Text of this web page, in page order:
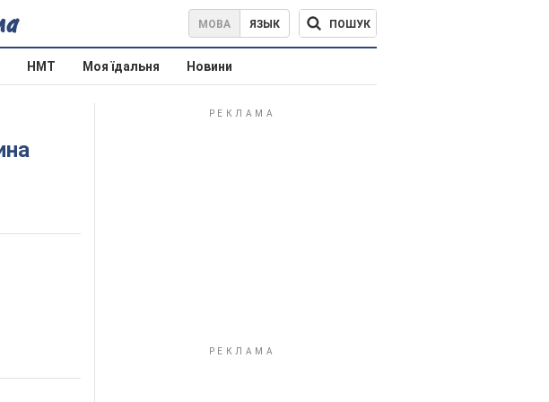
МОВА ЯЗЫК ПОШУК
НМТ Моя їдальня Новини